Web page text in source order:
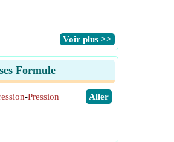
​Voir plus >>
Formule
​Aller
-Pression